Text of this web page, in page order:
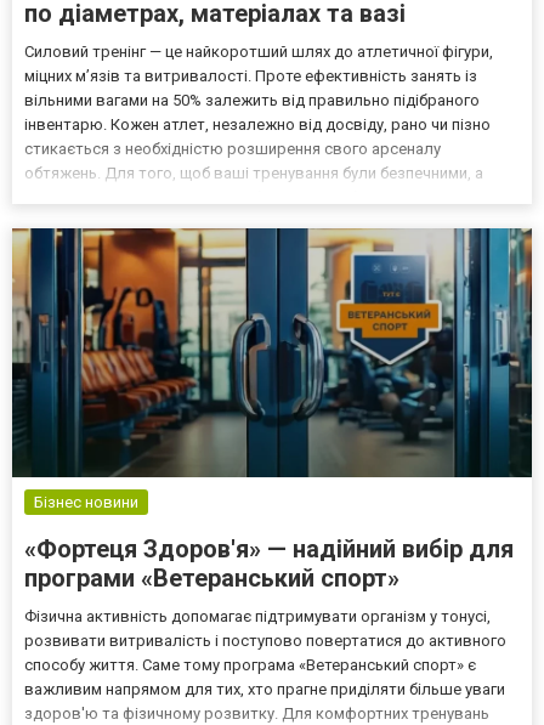
по діаметрах, матеріалах та вазі
Силовий тренінг — це найкоротший шлях до атлетичної фігури,
міцних м’язів та витривалості. Проте ефективність занять із
вільними вагами на 50% залежить від правильно підібраного
інвентарю. Кожен атлет, незалежно від досвіду, рано чи пізно
стикається з необхідністю розширення свого арсеналу
обтяжень. Для того, щоб ваші тренування були безпечними, а
Бізнес новини
«Фортеця Здоров'я» — надійний вибір для
програми «Ветеранський спорт»
Фізична активність допомагає підтримувати організм у тонусі,
розвивати витривалість і поступово повертатися до активного
способу життя. Саме тому програма «Ветеранський спорт» є
важливим напрямом для тих, хто прагне приділяти більше уваги
здоров'ю та фізичному розвитку. Для комфортних тренувань